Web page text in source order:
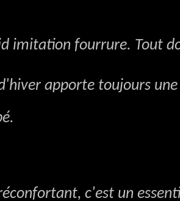
imitation fourrure. Tout
apporte toujours
c'est un